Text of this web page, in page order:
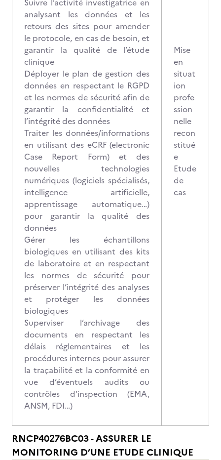
Suivre l’activité investigatrice en
analysant les données et les
retours des sites pour amender
le protocole, en cas de besoin, et
garantir la qualité de l’étude
clinique
Déployer le plan de gestion des
données en respectant le RGPD
et les normes de sécurité afin de
garantir la confidentialité et
l’intégrité des données
Traiter les données/informations
en utilisant des eCRF (electronic
Case Report Form) et des
nouvelles technologies
numériques (logiciels spécialisés,
intelligence artificielle,
apprentissage automatique…)
pour garantir la qualité des
données
Gérer les échantillons
biologiques en utilisant des kits
de laboratoire et en respectant
les normes de sécurité pour
préserver l’intégrité des analyses
et protéger les données
biologiques
Superviser l’archivage des
documents en respectant les
délais réglementaires et les
procédures internes pour assurer
la traçabilité et la conformité en
vue d’éventuels audits ou
contrôles d’inspection (EMA,
ANSM, FDI…)
Mise
en
situat
ion
profe
ssion
nelle
recon
stitué
e
Etude
de
cas
RNCP40276BC03 - ASSURER LE
MONITORING D’UNE ETUDE CLINIQUE